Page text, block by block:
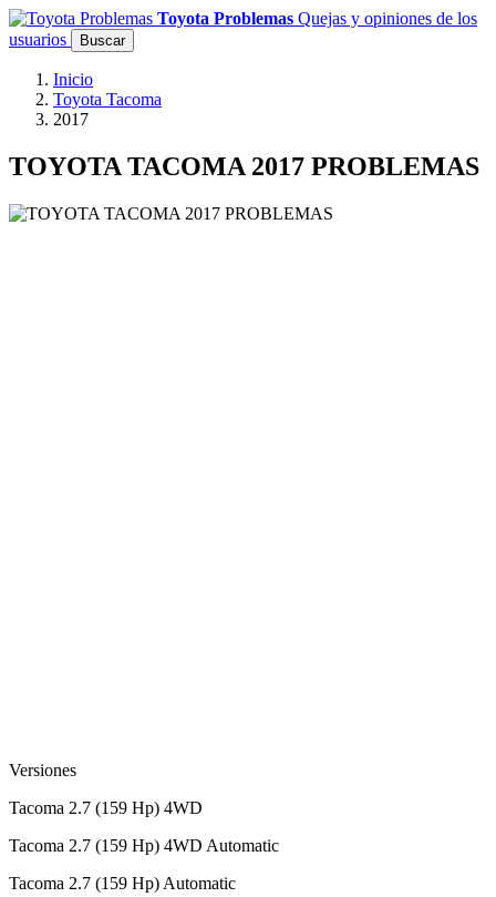
Toyota Problemas Quejas y opiniones de los
usuarios
Buscar
Inicio
Toyota Tacoma
2017
TOYOTA TACOMA 2017 PROBLEMAS
Versiones
Tacoma 2.7 (159 Hp) 4WD
Tacoma 2.7 (159 Hp) 4WD Automatic
Tacoma 2.7 (159 Hp) Automatic